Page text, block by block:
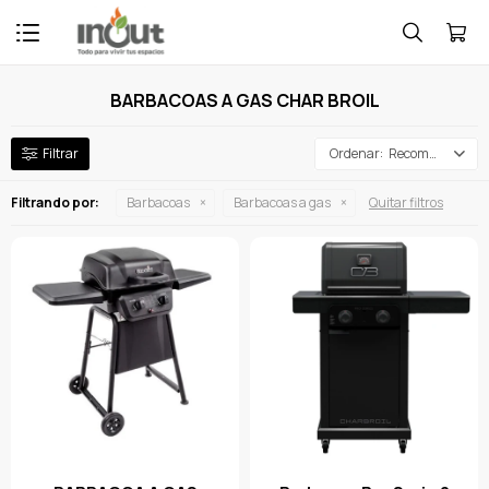

BARBACOAS A GAS CHAR BROIL
Recomendados
Filtrando por: Barbacoas Barbacoas a gas Quitar filtros